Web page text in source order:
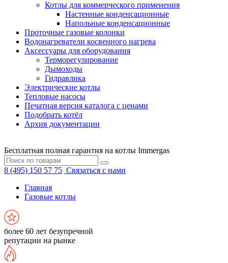
Котлы для коммерческого применения
Настенные конденсационные
Напольные конденсационные
Проточные газовые колонки
Водонагреватели косвенного нагрева
Аксессуары для оборудования
Терморегулирование
Дымоходы
Гидравлика
Электрические котлы
Тепловые насосы
Печатная версия каталога с ценами
Подобрать котёл
Архив документации
Бесплатная полная гарантия на котлы Immergas
8 (495) 150 57 75 Связаться с нами
Главная
Газовые котлы
более 60 лет безупречной
репутации на рынке